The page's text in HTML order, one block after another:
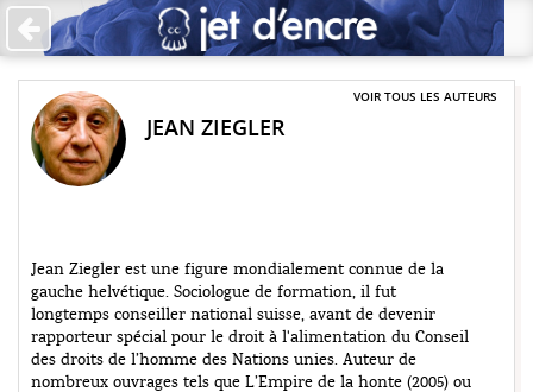
Accueil
Les auteurs
+Catégories
Qui sommes-nous ?
♥ Faire un don
Contact
VOIR TOUS LES AUTEURS
JEAN ZIEGLER
Jean Ziegler est une figure mondialement connue de la
gauche helvétique. Sociologue de formation, il fut
longtemps conseiller national suisse, avant de devenir
rapporteur spécial pour le droit à l'alimentation du Conseil
des droits de l’homme des Nations unies. Auteur de
nombreux ouvrages tels que L’Empire de la honte (2005) ou